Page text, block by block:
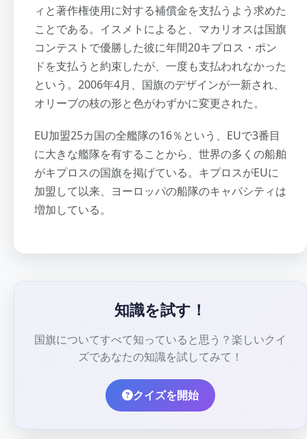
ィと著作権使用に対する補償金を支払うよう求めた
ことである。イスメトによると、マカリオスは国旗
コンテストで優勝した彼に年間20キプロス・ポン
ドを支払うと約束したが、一度も支払われなかった
という。2006年4月、国旗のデザインが一新され、
オリーブの枝の形と色がわずかに変更された。
EU加盟25カ国の全艦隊の16％という、EUで3番目
に大きな艦隊を有することから、世界の多くの船舶
がキプロスの国旗を掲げている。キプロスがEUに
加盟して以来、ヨーロッパの船隊のキャパシティは
増加している。
知識を試す！
国旗についてすべて知っていると思う？楽しいクイ
ズであなたの知識を試してみて！
クイズを開始